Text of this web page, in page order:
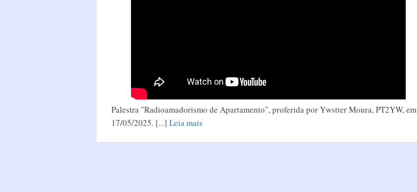
Palestra "Radioamadorismo de Apartamento", proferida por Ywstter Moura, PT2YW, em
17/05/2025. [...] Leia mais